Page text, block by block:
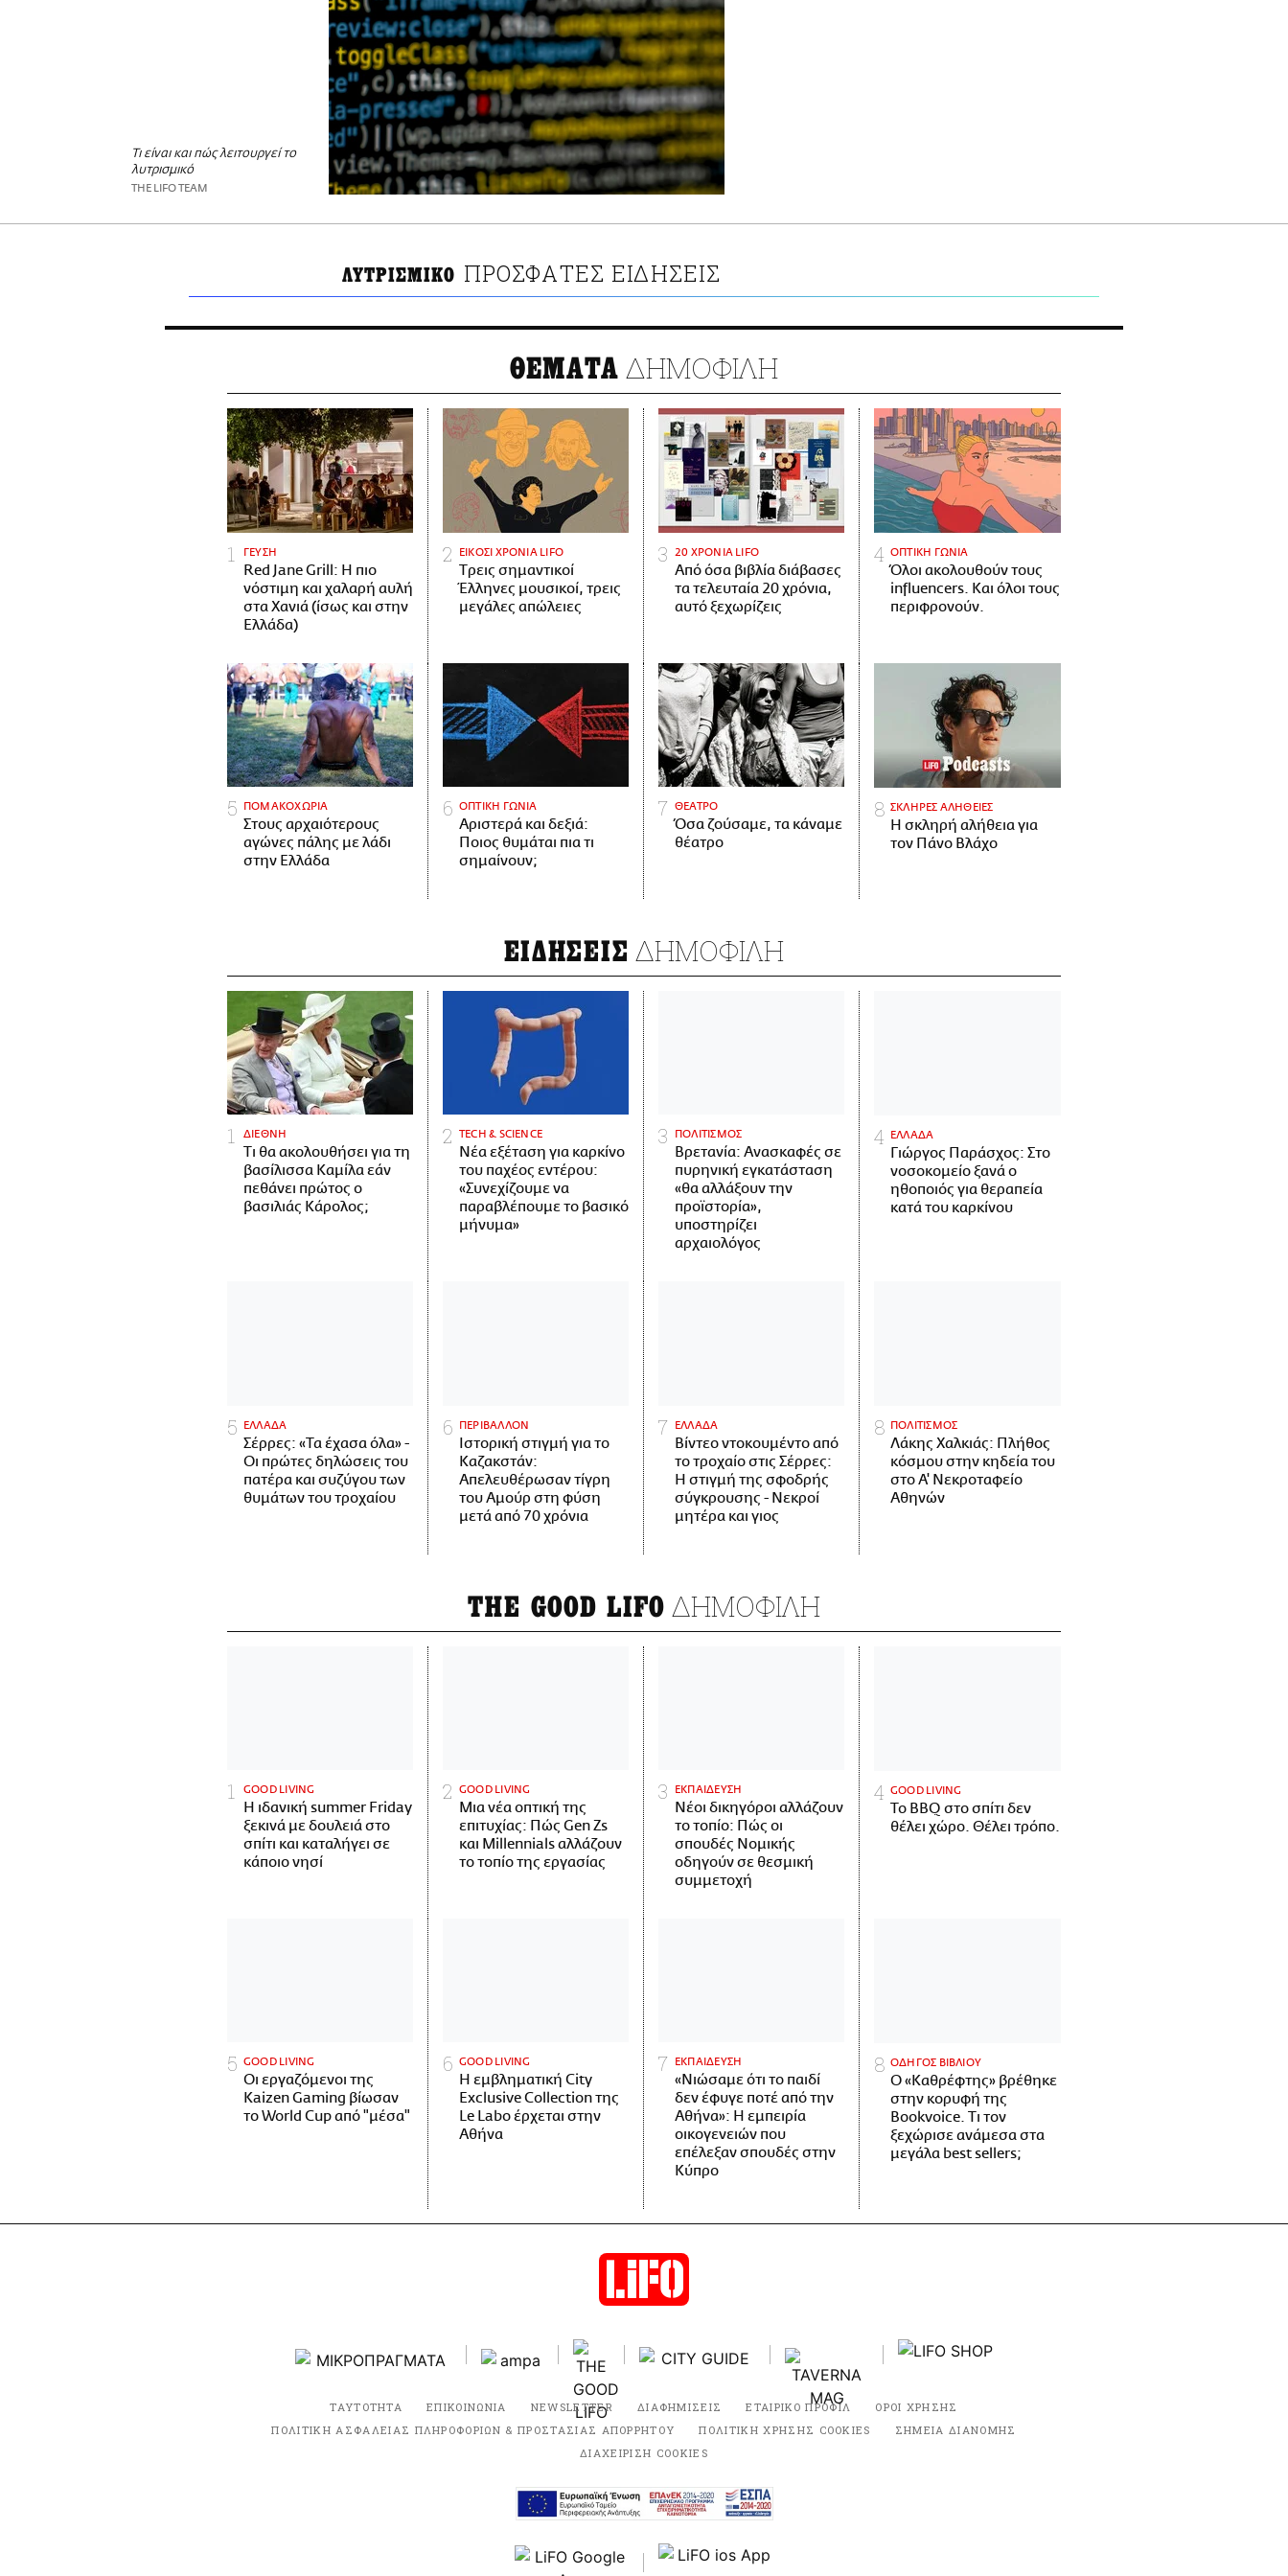
Τι είναι και πώς λειτουργεί το
λυτρισμικό
THE LIFO TEAM
ΛΥΤΡΙΣΜΙΚΟ ΠΡΟΣΦΑΤΕΣ ΕΙΔΗΣΕΙΣ
ΘΕΜΑΤΑ ΔΗΜΟΦΙΛΗ
ΓΕΥΣΗ
Red Jane Grill: Η πιο
νόστιμη και χαλαρή αυλή
στα Χανιά (ίσως και στην
Ελλάδα)
ΕΙΚΟΣΙ ΧΡΟΝΙΑ LIFO
Tρεις σημαντικοί
Έλληνες μουσικοί, τρεις
μεγάλες απώλειες
20 ΧΡΟΝΙΑ LIFO
Από όσα βιβλία διάβασες
τα τελευταία 20 χρόνια,
αυτό ξεχωρίζεις
ΟΠΤΙΚΗ ΓΩΝΙΑ
Όλοι ακολουθούν τους
influencers. Και όλοι τους
περιφρονούν.
ΠΟΜΑΚΟΧΩΡΙΑ
Στους αρχαιότερους
αγώνες πάλης με λάδι
στην Ελλάδα
ΟΠΤΙΚΗ ΓΩΝΙΑ
Αριστερά και δεξιά:
Ποιος θυμάται πια τι
σημαίνουν;
ΘΕΑΤΡΟ
Όσα ζούσαμε, τα κάναμε
θέατρο
ΣΚΛΗΡΕΣ ΑΛΗΘΕΙΕΣ
H σκληρή αλήθεια για
τον Πάνο Βλάχο
ΕΙΔΗΣΕΙΣ ΔΗΜΟΦΙΛΗ
ΔΙΕΘΝΗ
Τι θα ακολουθήσει για τη
βασίλισσα Καμίλα εάν
πεθάνει πρώτος ο
βασιλιάς Κάρολος;
ΤECH & SCIENCE
Νέα εξέταση για καρκίνο
του παχέος εντέρου:
«Συνεχίζουμε να
παραβλέπουμε το βασικό
μήνυμα»
ΠΟΛΙΤΙΣΜΟΣ
Βρετανία: Ανασκαφές σε
πυρηνική εγκατάσταση
«θα αλλάξουν την
προϊστορία»,
υποστηρίζει
αρχαιολόγος
ΕΛΛΑΔΑ
Γιώργος Παράσχος: Στο
νοσοκομείο ξανά ο
ηθοποιός για θεραπεία
κατά του καρκίνου
ΕΛΛΑΔΑ
Σέρρες: «Τα έχασα όλα» -
Οι πρώτες δηλώσεις του
πατέρα και συζύγου των
θυμάτων του τροχαίου
ΠΕΡΙΒΑΛΛΟΝ
Ιστορική στιγμή για το
Καζακστάν:
Απελευθέρωσαν τίγρη
του Αμούρ στη φύση
μετά από 70 χρόνια
ΕΛΛΑΔΑ
Βίντεο ντοκουμέντο από
το τροχαίο στις Σέρρες:
Η στιγμή της σφοδρής
σύγκρουσης - Νεκροί
μητέρα και γιος
ΠΟΛΙΤΙΣΜΟΣ
Λάκης Χαλκιάς: Πλήθος
κόσμου στην κηδεία του
στο Α' Νεκροταφείο
Αθηνών
THE GOOD LIFO ΔΗΜΟΦΙΛΗ
GOOD LIVING
Η ιδανική summer Friday
ξεκινά με δουλειά στο
σπίτι και καταλήγει σε
κάποιο νησί
GOOD LIVING
Μια νέα οπτική της
επιτυχίας: Πώς Gen Zs
και Millennials αλλάζουν
το τοπίο της εργασίας
ΕΚΠΑΙΔΕΥΣΗ
Νέοι δικηγόροι αλλάζουν
το τοπίο: Πώς οι
σπουδές Νομικής
οδηγούν σε θεσμική
συμμετοχή
GOOD LIVING
Το BBQ στο σπίτι δεν
θέλει χώρο. Θέλει τρόπο.
GOOD LIVING
Οι εργαζόμενοι της
Kaizen Gaming βίωσαν
το World Cup από "μέσα"
GOOD LIVING
Η εμβληματική City
Exclusive Collection της
Le Labo έρχεται στην
Αθήνα
ΕΚΠΑΙΔΕΥΣΗ
«Νιώσαμε ότι το παιδί
δεν έφυγε ποτέ από την
Αθήνα»: Η εμπειρία
οικογενειών που
επέλεξαν σπουδές στην
Κύπρο
ΟΔΗΓΟΣ ΒΙΒΛΙΟΥ
Ο «Καθρέφτης» βρέθηκε
στην κορυφή της
Bookvoice. Τι τον
ξεχώρισε ανάμεσα στα
μεγάλα best sellers;
ΤΑΥΤΟΤΗΤΑ ΕΠΙΚΟΙΝΩΝΙΑ NEWSLETTER ΔΙΑΦΗΜΙΣΕΙΣ ΕΤΑΙΡΙΚΟ ΠΡΟΦΙΛ
ΟΡΟΙ ΧΡΗΣΗΣ
ΠΟΛΙΤΙΚΗ ΑΣΦΑΛΕΙΑΣ ΠΛΗΡΟΦΟΡΙΩΝ & ΠΡΟΣΤΑΣΙΑΣ ΑΠΟΡΡΗΤΟΥ
ΠΟΛΙΤΙΚΗ ΧΡΗΣΗΣ COOKIES
ΣΗΜΕΙΑ ΔΙΑΝΟΜΗΣ
ΔΙΑΧΕΙΡΙΣΗ COOKIES